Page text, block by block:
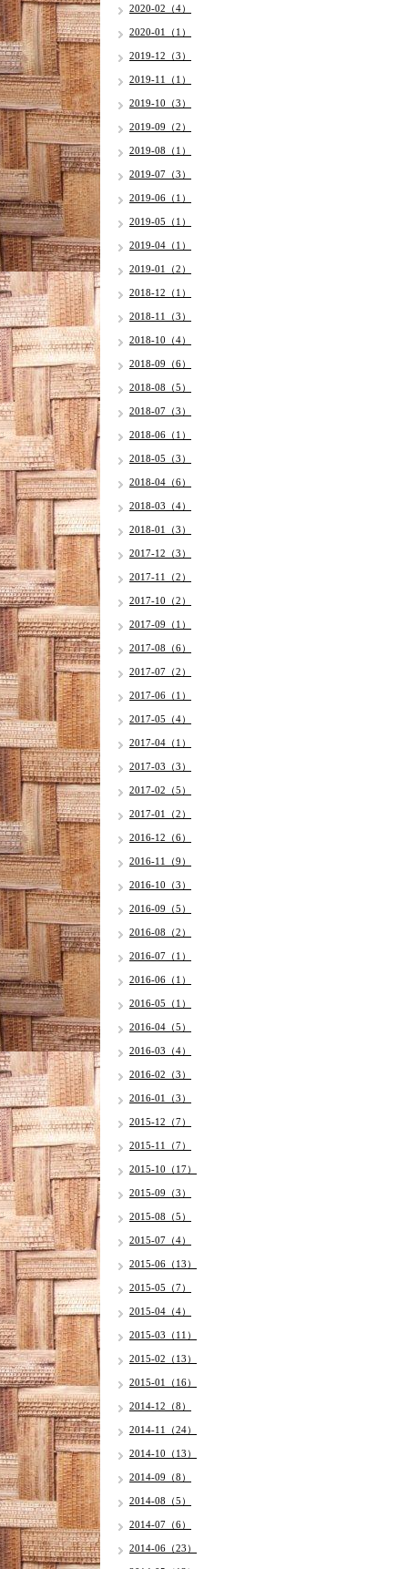
2020-02（4）
2020-01（1）
2019-12（3）
2019-11（1）
2019-10（3）
2019-09（2）
2019-08（1）
2019-07（3）
2019-06（1）
2019-05（1）
2019-04（1）
2019-01（2）
2018-12（1）
2018-11（3）
2018-10（4）
2018-09（6）
2018-08（5）
2018-07（3）
2018-06（1）
2018-05（3）
2018-04（6）
2018-03（4）
2018-01（3）
2017-12（3）
2017-11（2）
2017-10（2）
2017-09（1）
2017-08（6）
2017-07（2）
2017-06（1）
2017-05（4）
2017-04（1）
2017-03（3）
2017-02（5）
2017-01（2）
2016-12（6）
2016-11（9）
2016-10（3）
2016-09（5）
2016-08（2）
2016-07（1）
2016-06（1）
2016-05（1）
2016-04（5）
2016-03（4）
2016-02（3）
2016-01（3）
2015-12（7）
2015-11（7）
2015-10（17）
2015-09（3）
2015-08（5）
2015-07（4）
2015-06（13）
2015-05（7）
2015-04（4）
2015-03（11）
2015-02（13）
2015-01（16）
2014-12（8）
2014-11（24）
2014-10（13）
2014-09（8）
2014-08（5）
2014-07（6）
2014-06（23）